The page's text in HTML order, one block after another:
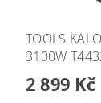
TOOLS
3100W
2 899 Kč